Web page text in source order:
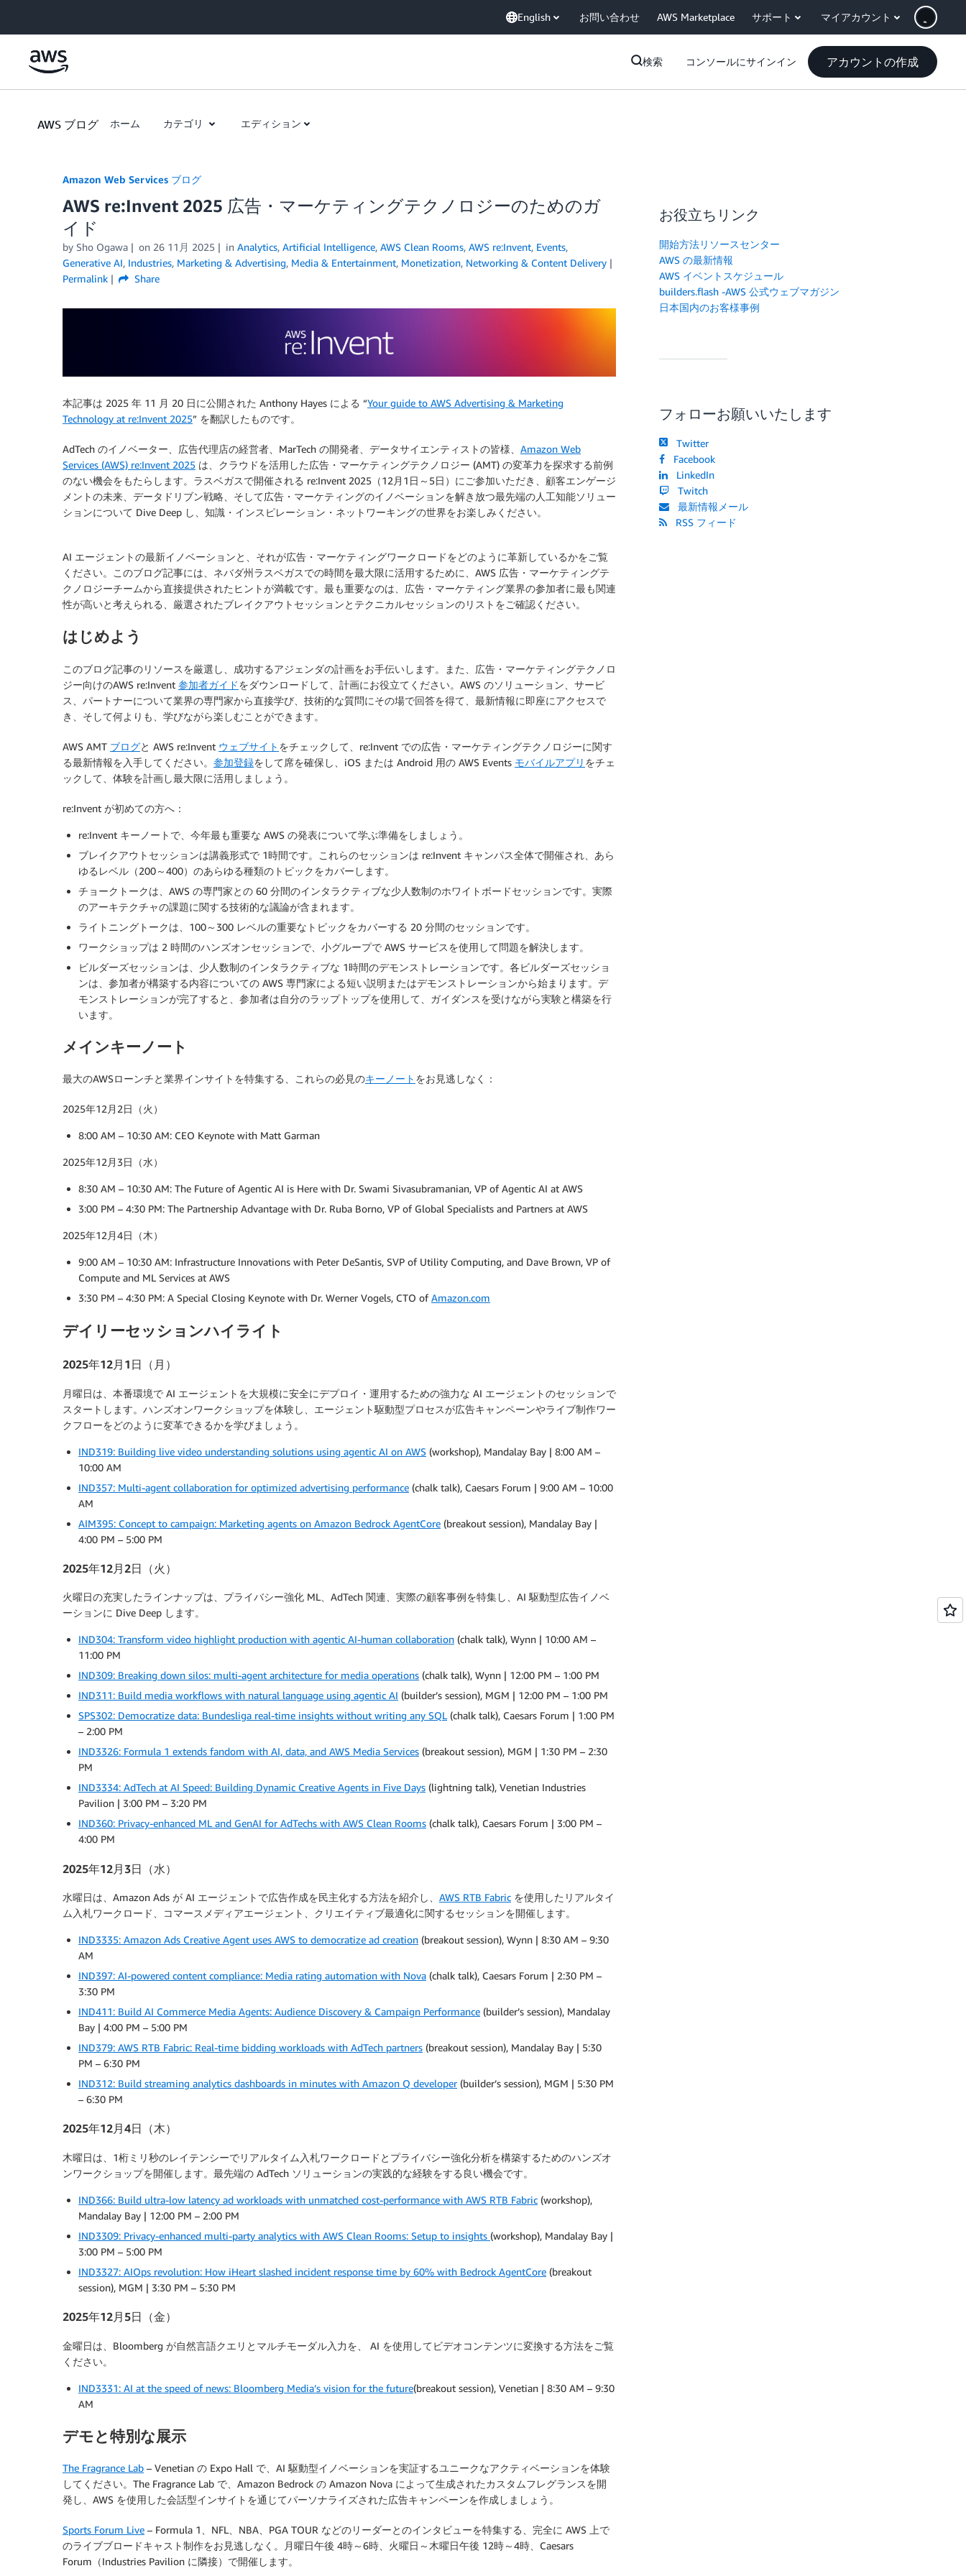
English お問い合わせ AWS Marketplace サポート マイアカウント
検索 コンソールにサインイン アカウントの作成
AWS ブログ ホーム カテゴリ エディション
Amazon Web Services ブログ
AWS re:Invent 2025 広告・マーケティングテクノロジーのためのガ
イド
by Sho Ogawa on 26 11月 2025 in Analytics, Artificial Intelligence, AWS Clean Rooms, AWS re:Invent, Events,
Generative AI, Industries, Marketing & Advertising, Media & Entertainment, Monetization, Networking & Content Delivery
Permalink
Share
本記事は 2025 年 11 月 20 日に公開された Anthony Hayes による “Your guide to AWS Advertising & Marketing
Technology at re:Invent 2025” を翻訳したものです。
AdTech のイノベーター、広告代理店の経営者、MarTech の開発者、データサイエンティストの皆様、 Amazon Web
Services (AWS) re:Invent 2025 は、クラウドを活用した広告・マーケティングテクノロジー (AMT) の変革力を探求する前例
のない機会をもたらします。ラスベガスで開催される re:Invent 2025（12月1日～5日）にご参加いただき、顧客エンゲージ
メントの未来、データドリブン戦略、そして広告・マーケティングのイノベーションを解き放つ最先端の人工知能ソリュー
ションについて Dive Deep し、知識・インスピレーション・ネットワーキングの世界をお楽しみください。
AI エージェントの最新イノベーションと、それが広告・マーケティングワークロードをどのように革新しているかをご覧
ください。このブログ記事には、ネバダ州ラスベガスでの時間を最大限に活用するために、AWS 広告・マーケティングテ
クノロジーチームから直接提供されたヒントが満載です。最も重要なのは、広告・マーケティング業界の参加者に最も関連
性が高いと考えられる、厳選されたブレイクアウトセッションとテクニカルセッションのリストをご確認ください。
はじめよう
このブログ記事のリソースを厳選し、成功するアジェンダの計画をお手伝いします。また、広告・マーケティングテクノロ
ジー向けのAWS re:Invent 参加者ガイドをダウンロードして、計画にお役立てください。AWS のソリューション、サービ
ス、パートナーについて業界の専門家から直接学び、技術的な質問にその場で回答を得て、最新情報に即座にアクセスで
き、そして何よりも、学びながら楽しむことができます。
AWS AMT ブログと AWS re:Invent ウェブサイト をチェックして、re:Invent での広告・マーケティングテクノロジーに関す
る最新情報を入手してください。 参加登録をして席を確保し、iOS または Android 用の AWS Events モバイルアプリ をチェ
ックして、体験を計画し最大限に活用しましょう。
re:Invent が初めての方へ：
re:Invent キーノートで、今年最も重要な AWS の発表について学ぶ準備をしましょう。
ブレイクアウトセッションは講義形式で 1時間です。これらのセッションは re:Invent キャンパス全体で開催され、あら
ゆるレベル（200～400）のあらゆる種類のトピックをカバーします。
チョークトークは、AWS の専門家との 60 分間のインタラクティブな少人数制のホワイトボードセッションです。実際
のアーキテクチャの課題に関する技術的な議論が含まれます。
ライトニングトークは、100～300 レベルの重要なトピックをカバーする 20 分間のセッションです。
ワークショップは 2 時間のハンズオンセッションで、小グループで AWS サービスを使用して問題を解決します。
ビルダーズセッションは、少人数制のインタラクティブな 1時間のデモンストレーションです。各ビルダーズセッショ
ンは、参加者が構築する内容についての AWS 専門家による短い説明またはデモンストレーションから始まります。デ
モンストレーションが完了すると、参加者は自分のラップトップを使用して、ガイダンスを受けながら実験と構築を行
います。
メインキーノート
最大のAWSローンチと業界インサイトを特集する、これらの必見のキーノート をお見逃しなく：
2025年12月2日（火）
8:00 AM – 10:30 AM: CEO Keynote with Matt Garman
2025年12月3日（水）
8:30 AM – 10:30 AM: The Future of Agentic AI is Here with Dr. Swami Sivasubramanian, VP of Agentic AI at AWS
3:00 PM – 4:30 PM: The Partnership Advantage with Dr. Ruba Borno, VP of Global Specialists and Partners at AWS
2025年12月4日（木）
9:00 AM – 10:30 AM: Infrastructure Innovations with Peter DeSantis, SVP of Utility Computing, and Dave Brown, VP of
Compute and ML Services at AWS
3:30 PM – 4:30 PM: A Special Closing Keynote with Dr. Werner Vogels, CTO ofAmazon.com
デイリーセッションハイライト
2025年12月1日（月）
月曜日は、本番環境で AI エージェントを大規模に安全にデプロイ・運用するための強力な AI エージェントのセッションで
スタートします。ハンズオンワークショップを体験し、エージェント駆動型プロセスが広告キャンペーンやライブ制作ワー
クフローをどのように変革できるかを学びましょう。
IND319: Building live video understanding solutions using agentic AI on AWS (workshop), Mandalay Bay | 8:00 AM –
10:00 AM
IND357: Multi-agent collaboration for optimized advertising performance (chalk talk), Caesars Forum | 9:00 AM – 10:00
AM
AIM395: Concept to campaign: Marketing agents on Amazon Bedrock AgentCore (breakout session), Mandalay Bay |
4:00 PM – 5:00 PM
2025年12月2日（火）
火曜日の充実したラインナップは、プライバシー強化 ML、AdTech 関連、実際の顧客事例を特集し、AI 駆動型広告イノベ
ーションに Dive Deep します。
IND304: Transform video highlight production with agentic AI-human collaboration (chalk talk), Wynn | 10:00 AM –
11:00 PM
IND309: Breaking down silos: multi-agent architecture for media operations (chalk talk), Wynn | 12:00 PM – 1:00 PM
IND311: Build media workflows with natural language using agentic AI (builder’s session), MGM | 12:00 PM – 1:00 PM
SPS302: Democratize data: Bundesliga real-time insights without writing any SQL (chalk talk), Caesars Forum | 1:00 PM
– 2:00 PM
IND3326: Formula 1 extends fandom with AI, data, and AWS Media Services (breakout session), MGM | 1:30 PM – 2:30
PM
IND3334: AdTech at AI Speed: Building Dynamic Creative Agents in Five Days (lightning talk), Venetian Industries
Pavilion | 3:00 PM – 3:20 PM
IND360: Privacy-enhanced ML and GenAI for AdTechs with AWS Clean Rooms (chalk talk), Caesars Forum | 3:00 PM –
4:00 PM
2025年12月3日（水）
水曜日は、Amazon Ads が AI エージェントで広告作成を民主化する方法を紹介し、 AWS RTB Fabric を使用したリアルタイ
ム入札ワークロード、コマースメディアエージェント、クリエイティブ最適化に関するセッションを開催します。
IND3335: Amazon Ads Creative Agent uses AWS to democratize ad creation (breakout session), Wynn | 8:30 AM – 9:30
AM
IND397: AI-powered content compliance: Media rating automation with Nova (chalk talk), Caesars Forum | 2:30 PM –
3:30 PM
IND411: Build AI Commerce Media Agents: Audience Discovery & Campaign Performance (builder’s session), Mandalay
Bay | 4:00 PM – 5:00 PM
IND379: AWS RTB Fabric: Real-time bidding workloads with AdTech partners (breakout session), Mandalay Bay | 5:30
PM – 6:30 PM
IND312: Build streaming analytics dashboards in minutes with Amazon Q developer(builder’s session), MGM | 5:30 PM
– 6:30 PM
2025年12月4日（木）
木曜日は、1桁ミリ秒のレイテンシーでリアルタイム入札ワークロードとプライバシー強化分析を構築するためのハンズオ
ンワークショップを開催します。最先端の AdTech ソリューションの実践的な経験をする良い機会です。
IND366: Build ultra-low latency ad workloads with unmatched cost-performance with AWS RTB Fabric (workshop),
Mandalay Bay | 12:00 PM – 2:00 PM
IND3309: Privacy-enhanced multi-party analytics with AWS Clean Rooms: Setup to insights (workshop), Mandalay Bay |
3:00 PM – 5:00 PM
IND3327: AIOps revolution: How iHeart slashed incident response time by 60% with Bedrock AgentCore (breakout
session), MGM | 3:30 PM – 5:30 PM
2025年12月5日（金）
金曜日は、Bloomberg が自然言語クエリとマルチモーダル入力を、 AI を使用してビデオコンテンツに変換する方法をご覧
ください。
IND3331: AI at the speed of news: Bloomberg Media’s vision for the future(breakout session), Venetian | 8:30 AM – 9:30
AM
デモと特別な展示
The Fragrance Lab – Venetian の Expo Hall で、AI 駆動型イノベーションを実証するユニークなアクティベーションを体験
してください。The Fragrance Lab で、Amazon Bedrock の Amazon Nova によって生成されたカスタムフレグランスを開
発し、AWS を使用した会話型インサイトを通じてパーソナライズされた広告キャンペーンを作成しましょう。
Sports Forum Live – Formula 1、NFL、NBA、PGA TOUR などのリーダーとのインタビューを特集する、完全に AWS 上で
のライブブロードキャスト制作をお見逃しなく。月曜日午後 4時～6時、火曜日～木曜日午後 12時～4時、Caesars
Forum（Industries Pavilion に隣接）で開催します。
お役立ちリンク
開始方法リソースセンター
AWS の最新情報
AWS イベントスケジュール
builders.flash -AWS 公式ウェブマガジン
日本国内のお客様事例
フォローお願いいたします
Twitter
Facebook
LinkedIn
Twitch
最新情報メール
RSS フィード